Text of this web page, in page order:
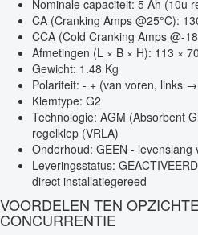
Nominale capaciteit: 5 Ah (10u
CA (Cranking Amps @25°C):
CCA (Cold Cranking Amps @-
Afmetingen (L × B × H): 113 ×
Gewicht: 1.48 Kg
Polariteit: - + (van voren, links
Klemtype: G2
Technologie: AGM (Absorbent
regelklep (VRLA)
Onderhoud: GEEN - levenslang
Leveringsstatus:
direct installatiegereed
VOORDELEN TEN
CONCURRENTIE